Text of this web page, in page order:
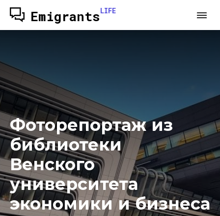
EmigrantsLIFE
Фоторепортаж из
библиотеки
Венского
университета
экономики и бизнеса